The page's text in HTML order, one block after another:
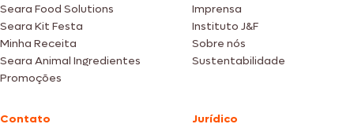
Seara Food Solutions
Seara Kit Festa
Minha Receita
Seara Animal Ingredientes
Promoções
Imprensa
Instituto J&F
Sobre nós
Sustentabilidade
Contato
Jurídico